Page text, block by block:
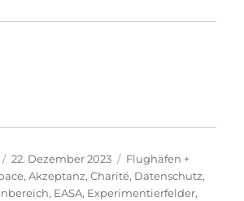
Veröffentlicht
am
22. Dezember 2023 Kategorien
Flughäfen +
,Akzeptanz,Charité, Datenschutz,
, EASA, Experimentierfelder,